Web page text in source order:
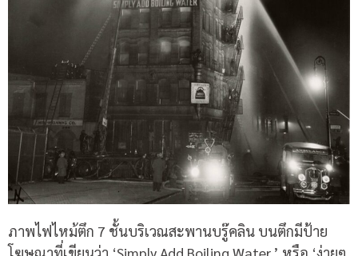
ภาพไฟไหม้ตึก 7 ชั้นบริเวณสะพานบรู๊คลิน บนตึกมีป้าย